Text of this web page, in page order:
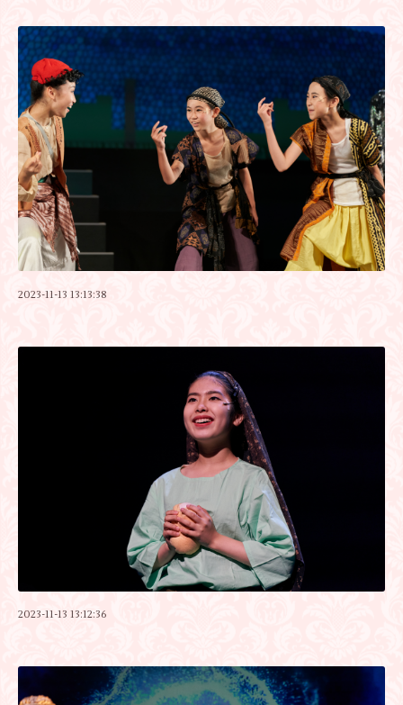
2023-11-13 13:13:38
2023-11-13 13:12:36